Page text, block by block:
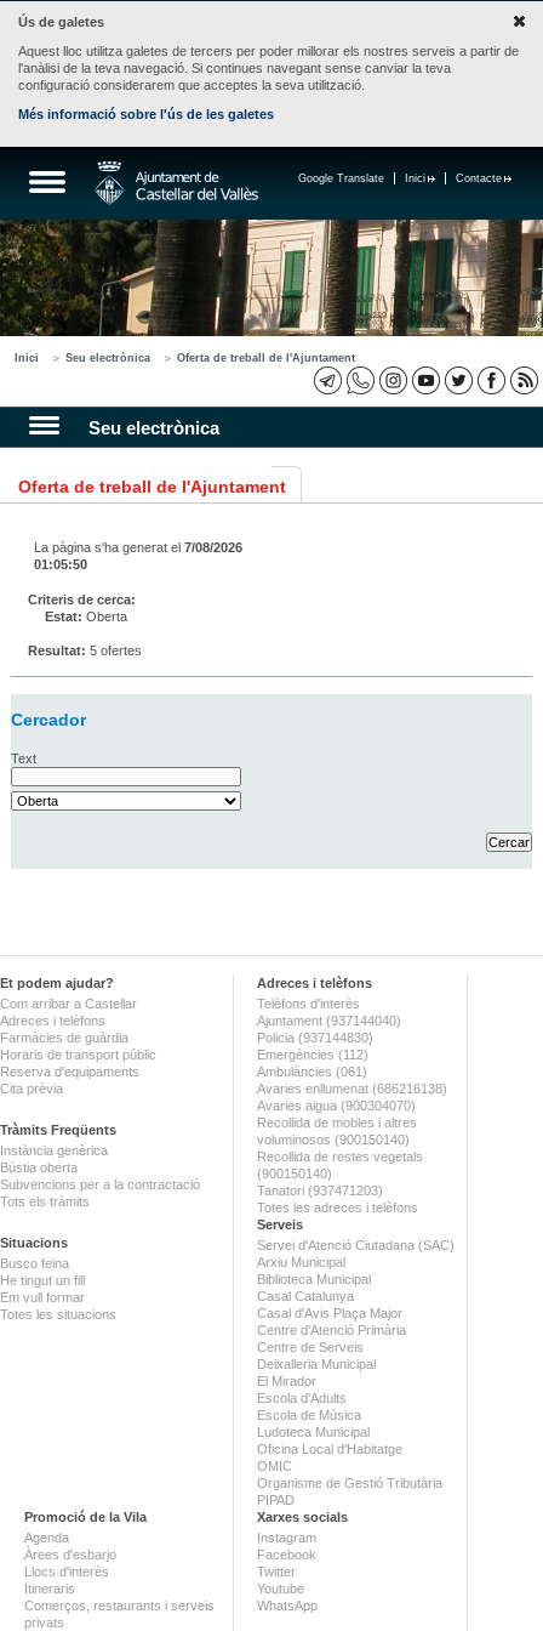
Ús de galetes
Aquest lloc utilitza galetes de tercers per poder millorar els nostres serveis a partir de
l'anàlisi de la teva navegació. Si continues navegant sense canviar la teva
configuració considerarem que acceptes la seva utilització.
Més informació sobre l'ús de les galetes
Contacte
Inici
Google Translate
Inici Seu electrònica Oferta de treball de l'Ajuntament
Seu electrònica
Oferta de treball de l'Ajuntament
La pàgina s'ha generat el 7/08/2026
01:05:50
Criteris de cerca:
Estat: Oberta
Resultat: 5 ofertes
Cercador
Text
Et podem ajudar?
Com arribar a Castellar
Adreces i telèfons
Farmàcies de guàrdia
Horaris de transport públic
Reserva d'equipaments
Cita prèvia
Tràmits Freqüents
Instància genèrica
Bústia oberta
Subvencions per a la contractació
Tots els tràmits
Situacions
Busco feina
He tingut un fill
Em vull formar
Totes les situacions
Adreces i telèfons
Telèfons d'interès
Ajuntament (937144040)
Policia (937144830)
Emergències (112)
Ambulàncies (061)
Avaries enllumenat (686216138)
Avaries aigua (900304070)
Recollida de mobles i altres
voluminosos (900150140)
Recollida de restes vegetals
(900150140)
Tanatori (937471203)
Totes les adreces i telèfons
Serveis
Servei d'Atenció Ciutadana (SAC)
Arxiu Municipal
Biblioteca Municipal
Casal Catalunya
Casal d'Avis Plaça Major
Centre d'Atenció Primària
Centre de Serveis
Deixalleria Municipal
El Mirador
Escola d'Adults
Escola de Música
Ludoteca Municipal
Oficina Local d'Habitatge
OMIC
Organisme de Gestió Tributària
PIPAD
Promoció de la Vila
Agenda
Àrees d'esbarjo
Llocs d'interès
Itineraris
Comerços, restaurants i serveis
privats
Xarxes socials
Instagram
Facebook
Twitter
Youtube
WhatsApp